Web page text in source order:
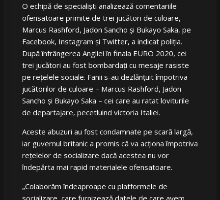
O echipă de specialişti analizează comentariile
ofensatoare primite de trei jucători de culoare,
Marcus Rashford, Jadon Sancho şi Bukayo Saka, pe
Facebook, Instagram şi Twitter, a indicat poliţia.
După înfrângerea Angliei în finala EURO 2020, cei
trei jucători au fost bombardați cu mesaje rasiste
pe rețelele sociale. Fanii s-au dezlănțuit împotriva
jucătorilor de culoare – Marcus Rashford, Jadon
Sancho și Bukayo Saka – cei care au ratat loviturile
de departajare, pecetluind victoria Italiei.
Aceste abuzuri au fost condamnate pe scară largă,
iar guvernul britanic a promis că va acţiona împotriva
reţelelor de socializare dacă acestea nu vor
îndepărta mai rapid materialele ofensatoare.
„Colaborăm îndeaproape cu platformele de
socializare, care furnizează datele de care avem